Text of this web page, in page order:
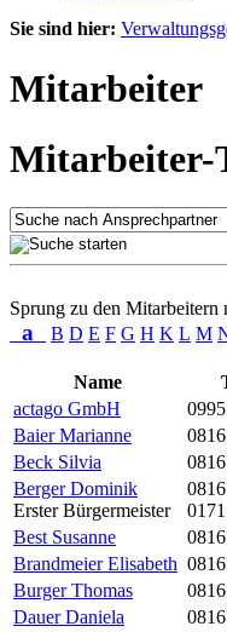
Sie sind hier:
Mitarbeiter
Mitarbeiter-
Sprung zu den Mitarbeitern
a B D E F G H K L M
Name
actago GmbH
Baier Marianne
Beck Silvia
Berger Dominik
Erster Bürgermeister
Best Susanne
Brandmeier Elisabeth
Burger Thomas
Dauer Daniela